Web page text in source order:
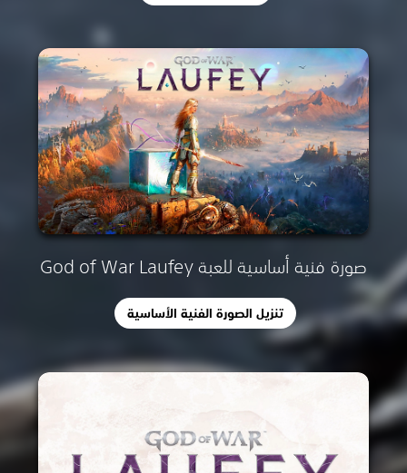
صورة فنية أساسية للعبة God of War Laufey
تنزيل الصورة الفنية الأساسية